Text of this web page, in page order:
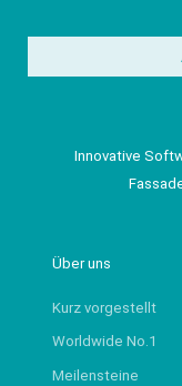
Innovative
Über uns
Kurz vorgestellt
Worldwide No.1
Meilensteine